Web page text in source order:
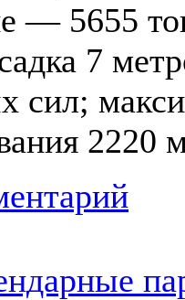
— 5655
7
сил;
2220